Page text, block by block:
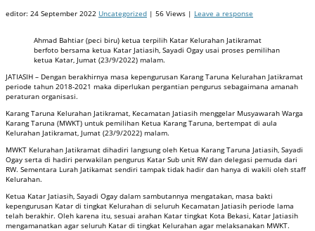
editor: 24 September 2022 Uncategorized | 56 Views | Leave a response
Ahmad Bahtiar (peci biru) ketua terpilih Katar Kelurahan Jatikramat
berfoto bersama ketua Katar Jatiasih, Sayadi Ogay usai proses pemilihan
ketua Katar, Jumat (23/9/2022) malam.
JATIASIH – Dengan berakhirnya masa kepengurusan Karang Taruna Kelurahan Jatikramat
periode tahun 2018-2021 maka diperlukan pergantian pengurus sebagaimana amanah
peraturan organisasi.
Karang Taruna Kelurahan Jatikramat, Kecamatan Jatiasih menggelar Musyawarah Warga
Karang Taruna (MWKT) untuk pemilihan Ketua Karang Taruna, bertempat di aula
Kelurahan Jatikramat, Jumat (23/9/2022) malam.
MWKT Kelurahan Jatikramat dihadiri langsung oleh Ketua Karang Taruna Jatiasih, Sayadi
Ogay serta di hadiri perwakilan pengurus Katar Sub unit RW dan delegasi pemuda dari
RW. Sementara Lurah Jatikamat sendiri tampak tidak hadir dan hanya di wakili oleh staff
Kelurahan.
Ketua Katar Jatiasih, Sayadi Ogay dalam sambutannya mengatakan, masa bakti
kepengurusan Katar di tingkat Kelurahan di seluruh Kecamatan Jatiasih periode lama
telah berakhir. Oleh karena itu, sesuai arahan Katar tingkat Kota Bekasi, Katar Jatiasih
mengamanatkan agar seluruh Katar di tingkat Kelurahan agar melaksanakan MWKT.